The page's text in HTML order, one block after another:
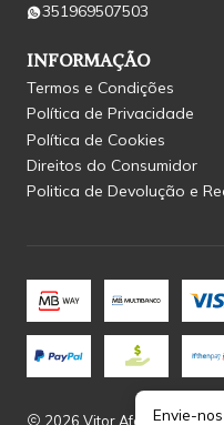
351969507503
INFORMAÇÃO
Termos e Condições
Política de Privacidade
Política de Cookies
Direitos do Consumidor
Politica de Devolução e
2026 Vitor Afonso.Envie-